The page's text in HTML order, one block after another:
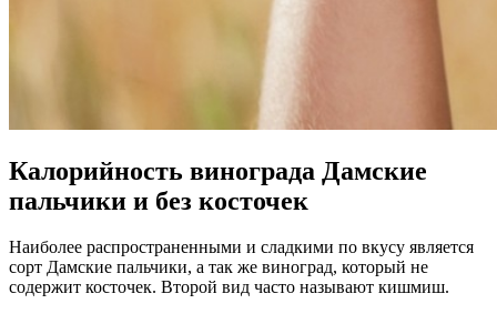
Калорийность винограда Дамские
пальчики и без косточек
Наиболее распространенными и сладкими по вкусу является
сорт Дамские пальчики, а так же виноград, который не
содержит косточек. Второй вид часто называют кишмиш.